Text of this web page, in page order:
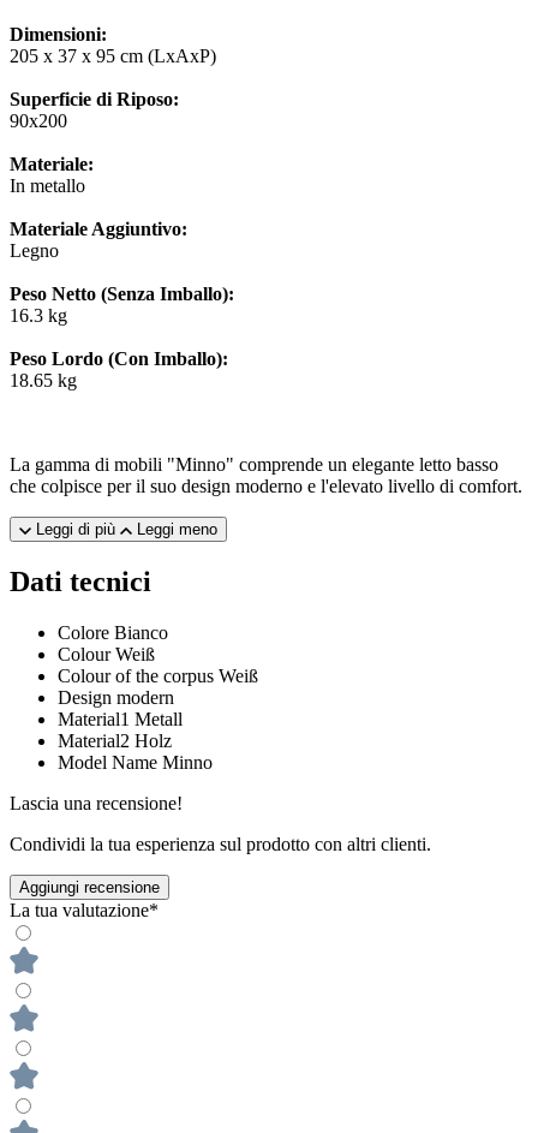
Dimensioni:
205 x 37 x 95 cm (LxAxP)
Superficie di Riposo:
90x200
Materiale:
In metallo
Materiale Aggiuntivo:
Legno
Peso Netto (Senza Imballo):
16.3 kg
Peso Lordo (Con Imballo):
18.65 kg
La gamma di mobili "Minno" comprende un elegante letto basso
che colpisce per il suo design moderno e l'elevato livello di comfort.
Leggi di più Leggi meno
Dati tecnici
Colore Bianco
Colour Weiß
Colour of the corpus Weiß
Design modern
Material1 Metall
Material2 Holz
Model Name Minno
Lascia una recensione!
Condividi la tua esperienza sul prodotto con altri clienti.
Aggiungi recensione
La tua valutazione*